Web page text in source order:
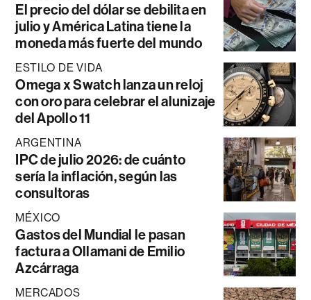
El precio del dólar se debilita en
julio y América Latina tiene la
moneda más fuerte del mundo
ESTILO DE VIDA
Omega x Swatch lanza un reloj
con oro para celebrar el alunizaje
del Apollo 11
ARGENTINA
IPC de julio 2026: de cuánto
sería la inflación, según las
consultoras
MÉXICO
Gastos del Mundial le pasan
factura a Ollamani de Emilio
Azcárraga
MERCADOS